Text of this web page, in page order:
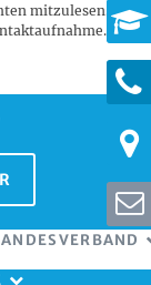
mitzulesen. Wir